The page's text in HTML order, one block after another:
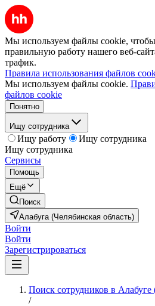
Мы используем файлы cookie, чтобы
правильную работу нашего веб-
трафик.
Правила использования файлов
Мы используем файлы cookie.
файлов cookie
Понятно
Ищу сотрудника
Ищу работу
Ищу сотрудника
Ищу сотрудника
Сервисы
Помощь
Ещё
Поиск
Алабуга (Челябинская область)
Войти
Войти
Зарегистрироваться
Поиск сотрудников в Алабуге
/